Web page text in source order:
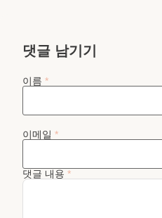
댓글 남기기
이름 *
이메일 *
댓글 내용 *